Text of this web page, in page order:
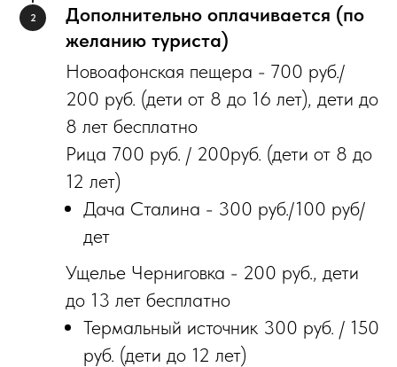
Дополнительно оплачивается (по
желанию туриста)
Новоафонская пещера - 700 руб./
200 руб. (дети от 8 до 16 лет), дети до
8 лет бесплатно
Рица 700 руб. / 200руб. (дети от 8 до
12 лет)
Дача Сталина - 300 руб./100 руб/
дет
Ущелье Черниговка - 200 руб., дети
до 13 лет бесплатно
Термальный источник 300 руб. / 150
руб. (дети до 12 лет)